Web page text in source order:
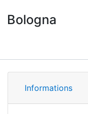
Places
Bologna
Informations